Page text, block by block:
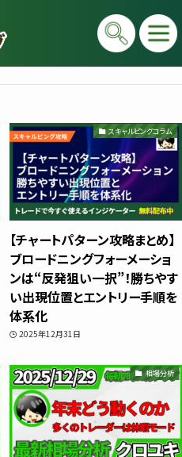
し億トレ達成📈 現在は
けに「勝てる考え方」
は一切販売せず、YouT
公開しています。"わか
に変えるお手伝いをし
スキャルピングコラム
【チャートパターン攻略まとめ】
ブロードニングフォーメーショ
ンは“反発狙い一択”！勝ちやす
い出現位置とエントリー手順を
体系化
2025年12月31日
相場分析